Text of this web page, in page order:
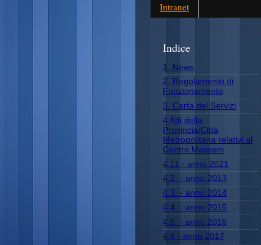
Intranet
Indice
1. News
2. Regolamento di
Funzionamento
3. Carta dei Servizi
4 Atti della
Provincia/Città
Metropolitana relativi al
Centro Messeni
4.11 - anno 2021
4.2. - anno 2013
4.3. - anno 2014
4.4. - anno 2015
4.5. - anno 2016
4.6 - anno 2017